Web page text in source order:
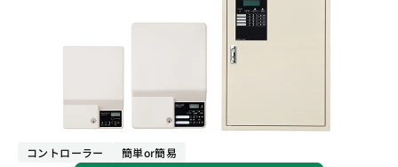
コントローラー 簡単or簡易